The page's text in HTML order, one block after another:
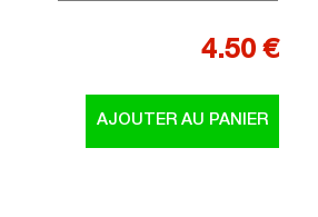
4.50 €